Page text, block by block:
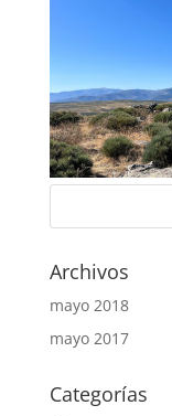
Archivos
mayo 2018
mayo 2017
Categorías